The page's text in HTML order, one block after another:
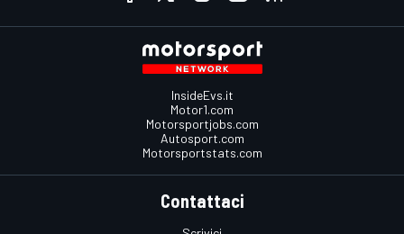
InsideEvs.it
Motor1.com
Motorsportjobs.com
Autosport.com
Motorsportstats.com
Contattaci